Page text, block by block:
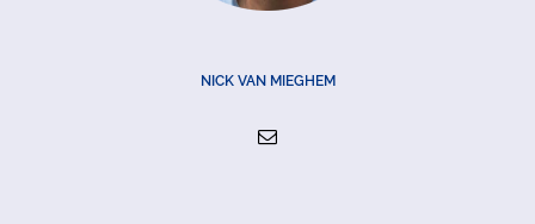
NICK VAN MIEGHEM